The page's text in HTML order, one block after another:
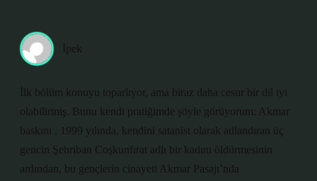
İpek
İlk bölüm konuyu toparlıyor, ama biraz daha cesur bir dil iyi
olabilirmiş. Bunu kendi pratiğimde şöyle görüyorum: Akmar
baskını , 1999 yılında, kendini satanist olarak adlandıran üç
gencin Şehriban Coşkunfırat adlı bir kadını öldürmesinin
ardından, bu gençlerin cinayeti Akmar Pasajı’nda